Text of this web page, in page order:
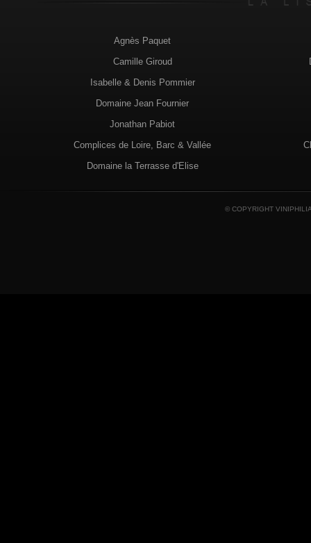
Agnès Paquet
Camille Giroud
Isabelle & Denis Pommier
Domaine Jean Fournier
Jonathan Pabiot
Complices de Loire, Barc & Vallée
Domaine la Terrasse d'Elise
© COPYRIGHT